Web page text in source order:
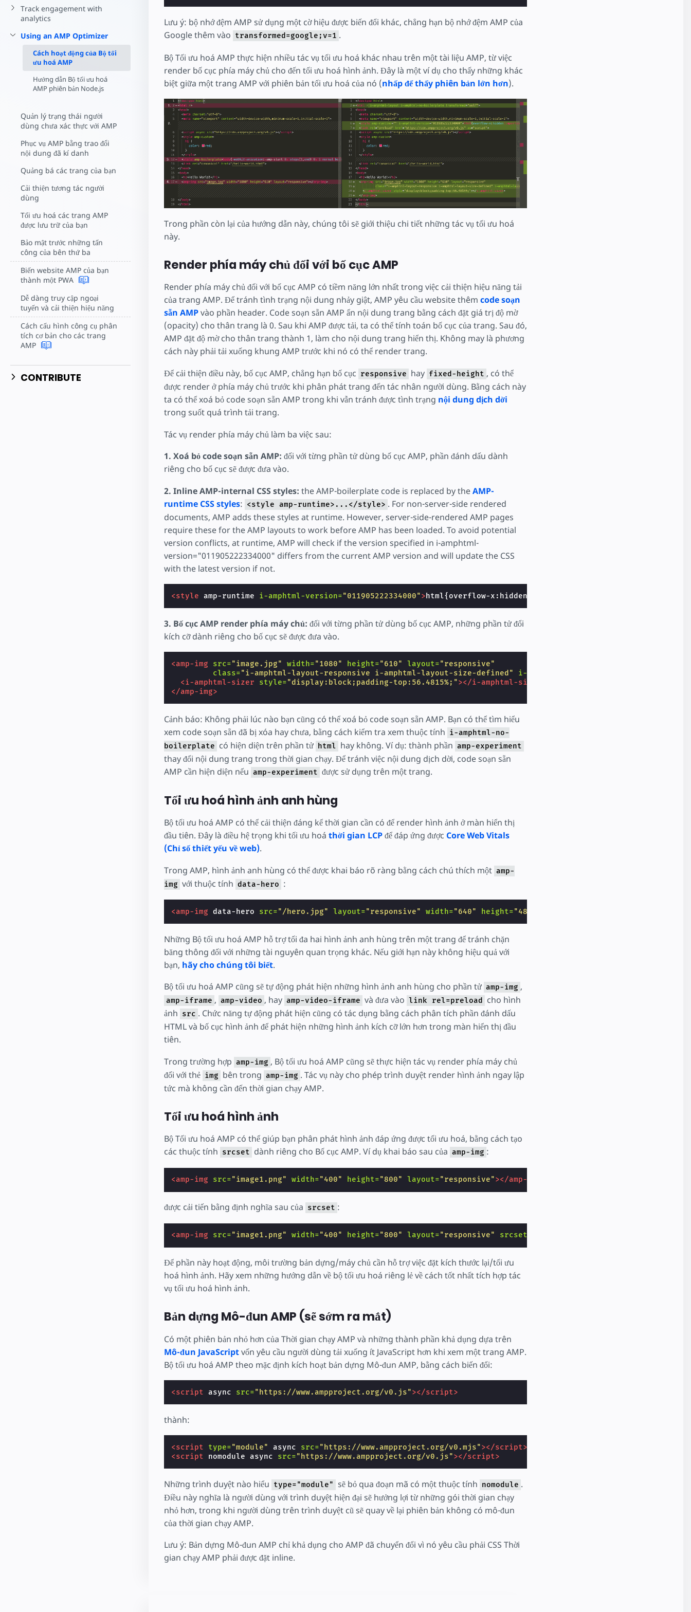
Track engagement with
analytics
Using an AMP Optimizer
Cách hoạt động của Bộ tối
ưu hoá AMP
Hướng dẫn Bộ tối ưu hoá
AMP phiên bản Node.js
Quản lý trạng thái người
dùng chưa xác thực với AMP
Phục vụ AMP bằng trao đổi
nội dung đã kí danh
Quảng bá các trang của bạn
Cải thiện tương tác người
dùng
Tối ưu hoá các trang AMP
được lưu trữ của bạn
Bảo mật trước những tấn
công của bên thứ ba
Biến website AMP của bạn
thành một PWA
Dễ dàng truy cập ngoại
tuyến và cải thiện hiệu năng
Cách cấu hình công cụ phân
tích cơ bản cho các trang
AMP
CONTRIBUTE
Lưu ý: bộ nhớ đệm AMP sử dụng một cờ hiệu được biến đổi khác, chẳng hạn bộ nhớ đệm AMP của
Google thêm vào transformed=google;v=1 .
Bộ Tối ưu hoá AMP thực hiện nhiều tác vụ tối ưu hoá khác nhau trên một tài liệu AMP, từ việc
render bố cục phía máy chủ cho đến tối ưu hoá hình ảnh. Đây là một ví dụ cho thấy những khác
biệt giữa một trang AMP với phiên bản tối ưu hoá của nó (nhấp để thấy phiên bản lớn hơn).
Trong phần còn lại của hướng dẫn này, chúng tôi sẽ giới thiệu chi tiết những tác vụ tối ưu hoá
này.
Render phía máy chủ đối với bố cục AMP
Render phía máy chủ đối với bố cục AMP có tiềm năng lớn nhất trong việc cải thiện hiệu năng tải
của trang AMP. Để tránh tình trạng nội dung nhảy giật, AMP yêu cầu website thêm code soạn
sẵn AMPvào phần header. Code soạn sẵn AMP ẩn nội dung trang bằng cách đặt giá trị độ mờ
(opacity) cho thân trang là 0. Sau khi AMP được tải, ta có thể tính toán bố cục của trang. Sau đó,
AMP đặt độ mờ cho thân trang thành 1, làm cho nội dung trang hiển thị. Không may là phương
cách này phải tải xuống khung AMP trước khi nó có thể render trang.
Để cải thiện điều này, bố cục AMP, chẳng hạn bố cục responsive hay fixed-height , có thể
được render ở phía máy chủ trước khi phân phát trang đến tác nhân người dùng. Bằng cách này
ta có thể xoá bỏ code soạn sẵn AMP trong khi vẫn tránh được tình trạng nội dung dịch dời
trong suốt quá trình tải trang.
Tác vụ render phía máy chủ làm ba việc sau:
1. Xoá bỏ code soạn sẵn AMP: đối với từng phần tử dùng bố cục AMP, phần đánh dấu dành
riêng cho bố cục sẽ được đưa vào.
2. Inline AMP-internal CSS styles: the AMP-boilerplate code is replaced by theAMP-
runtime CSS styles: <style amp-runtime>...</style> . For non-server-side rendered
documents, AMP adds these styles at runtime. However, server-side-rendered AMP pages
require these for the AMP layouts to work before AMP has been loaded. To avoid potential
version conflicts, at runtime, AMP will check if the version specified in i-amphtml-
version="011905222334000" differs from the current AMP version and will update the CSS
with the latest version if not.
<style amp-runtime i-amphtml-version="011905222334000"> html{overflow-x:hidden!important}html.i-amphtml-...
3. Bố cục AMP render phía máy chủ: đối với từng phần tử dùng bố cục AMP, những phần tử đổi
kích cỡ dành riêng cho bố cục sẽ được đưa vào.
<amp-img src="image.jpg" width="1080" height="610" layout="responsive"
class="i-amphtml-layout-responsive i-amphtml-layout-size-defined" i-amphtml-layout=
<i-amphtml-sizer
style="display:block;padding-top:56.4815%;"></i-amphtml-sizer>
</amp-img>
Cảnh báo: Không phải lúc nào bạn cũng có thể xoá bỏ code soạn sẵn AMP. Bạn có thể tìm hiểu
xem code soạn sẵn đã bị xóa hay chưa, bằng cách kiểm tra xem thuộc tính i-amphtml-no-
boilerplate có hiện diện trên phần tử html hay không. Ví dụ: thành phần amp-experiment
thay đổi nội dung trang trong thời gian chạy. Để tránh việc nội dung dịch dời, code soạn sẵn
AMP cần hiện diện nếu amp-experiment được sử dụng trên một trang.
Tối ưu hoá hình ảnh anh hùng
Bộ tối ưu hoá AMP có thể cải thiện đáng kể thời gian cần có để render hình ảnh ở màn hiển thị
đầu tiên. Đây là điều hệ trọng khi tối ưu hoá thời gian LCPđể đáp ứng được Core Web Vitals
(Chỉ số thiết yếu về web).
Trong AMP, hình ảnh anh hùng có thể được khai báo rõ ràng bằng cách chú thích một amp-
img với thuộc tính data-hero :
<amp-img data-hero src="/hero.jpg" layout="responsive" width="640" height="480"
Những Bộ tối ưu hoá AMP hỗ trợ tối đa hai hình ảnh anh hùng trên một trang để tránh chặn
băng thông đối với những tài nguyên quan trọng khác. Nếu giới hạn này không hiệu quả với
bạn, hãy cho chúng tôi biết.
Bộ tối ưu hoá AMP cũng sẽ tự động phát hiện những hình ảnh anh hùng cho phần tử amp-img ,
amp-iframe , amp-video , hay amp-video-iframe và đưa vào link rel=preload
cho hình
ảnh src . Chức năng tự động phát hiện cũng có tác dụng bằng cách phân tích phần đánh dấu
HTML và bố cục hình ảnh để phát hiện những hình ảnh kích cỡ lớn hơn trong màn hiển thị đầu
tiên.
Trong trường hợp amp-img , Bộ tối ưu hoá AMP cũng sẽ thực hiện tác vụ render phía máy chủ
đối với thẻ img bên trong amp-img . Tác vụ này cho phép trình duyệt render hình ảnh ngay lập
tức mà không cần đến thời gian chạy AMP.
Tối ưu hoá hình ảnh
Bộ Tối ưu hoá AMP có thể giúp bạn phân phát hình ảnh đáp ứng được tối ưu hoá, bằng cách tạo
các thuộc tính srcset dành riêng cho Bố cục AMP. Ví dụ khai báo sau của amp-img :
<amp-img src="image1.png" width="400" height="800" layout="responsive"></amp-img>
được cải tiến bằng định nghĩa sau của srcset :
<amp-img src="image1.png" width="400" height="800" layout="responsive" srcset=
Để phần này hoạt động, môi trường bản dựng/máy chủ cần hỗ trợ việc đặt kích thước lại/tối ưu
hoá hình ảnh. Hãy xem những hướng dẫn về bộ tối ưu hoá riêng lẻ về cách tốt nhất tích hợp tác
vụ tối ưu hoá hình ảnh.
Bản dựng Mô-đun AMP (sẽ sớm ra mắt)
Có một phiên bản nhỏ hơn của Thời gian chạy AMP và những thành phần khả dụng dựa trên
Mô-đun JavaScriptvốn yêu cầu người dùng tải xuống ít JavaScript hơn khi xem một trang AMP.
Bộ tối ưu hoá AMP theo mặc định kích hoạt bản dựng Mô-đun AMP, bằng cách biến đổi:
<script async src="https://www.ampproject.org/v0.js"></script>
thành:
<script type="module" async src="https://www.ampproject.org/v0.mjs"></script>
<script
nomodule async src="https://www.ampproject.org/v0.js"></script>
Những trình duyệt nào hiểu type="module" sẽ bỏ qua đoạn mã có một thuộc tính nomodule .
Điều này nghĩa là người dùng với trình duyệt hiện đại sẽ hưởng lợi từ những gói thời gian chạy
nhỏ hơn, trong khi người dùng trên trình duyệt cũ sẽ quay về lại phiên bản không có mô-đun
của thời gian chạy AMP.
Lưu ý: Bản dựng Mô-đun AMP chỉ khả dụng cho AMP đã chuyển đổi vì nó yêu cầu phải CSS Thời
gian chạy AMP phải được đặt inline.